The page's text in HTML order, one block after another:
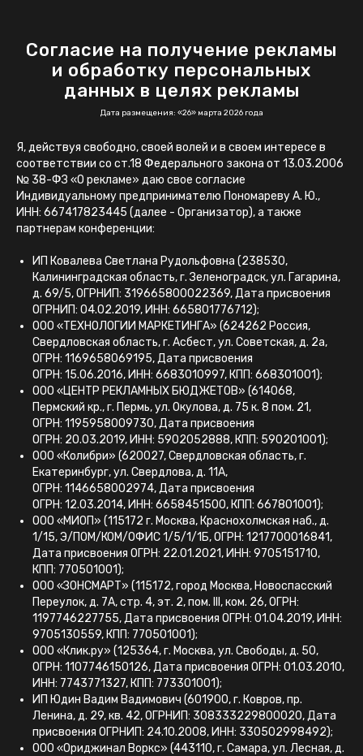
Согласие на получение рекламы
и обработку персональных
данных в целях рекламы
Дата размещения: «26» марта 2026 года
Я, действуя свободно, своей волей и в своем интересе в
соответствии со ст.18 Федерального закона от 13.03.2006
№ 38-ФЗ «О рекламе» даю свое согласие
Индивидуальному предпринимателю Пономареву А. Ю.,
ИНН: 667417823445 (далее - Организатор), а также
партнерам конференции:
ИП Ковалева Светлана Рудольфовна (238530,
Калининградская область, г. Зеленоградск, ул. Гагарина,
д. 69/5, ОГРНИП: 319665800022369, Дата присвоения
ОГРНИП: 04.02.2019, ИНН: 665801776712);
ООО «ТЕХНОЛОГИИ МАРКЕТИНГА» (624262 Россия,
Свердловская область, г. Асбест, ул. Советская, д. 2а,
ОГРН: 1169658069195, Дата присвоения
ОГРН: 15.06.2016, ИНН: 6683010997, КПП: 668301001);
ООО «ЦЕНТР РЕКЛАМНЫХ БЮДЖЕТОВ» (614068,
Пермский кр., г. Пермь, ул. Окулова, д. 75 к. 8 пом. 21,
ОГРН: 1195958009730, Дата присвоения
ОГРН: 20.03.2019, ИНН: 5902052888, КПП: 590201001);
ООО «Колибри» (620027, Свердловская область, г.
Екатеринбург, ул. Свердлова, д. 11А,
ОГРН: 1146658002974, Дата присвоения
ОГРН: 12.03.2014, ИНН: 6658451500, КПП: 667801001);
ООО «МИОП» (115172 г. Москва, Краснохолмская наб., д.
1/15, Э/ПОМ/КОМ/ОФИС 1/5/1/1Б, ОГРН: 1217700016841,
Дата присвоения ОГРН: 22.01.2021, ИНН: 9705151710,
КПП: 770501001);
ООО «ЗОНСМАРТ» (115172, город Москва, Новоспасский
Переулок, д. 7А, стр. 4, эт. 2, пом. III, ком. 26, ОГРН:
1197746227755, Дата присвоения ОГРН: 01.04.2019, ИНН:
9705130559, КПП: 770501001);
ООО «Клик.ру» (125364, г. Москва, ул. Свободы, д. 50,
ОГРН: 1107746150126, Дата присвоения ОГРН: 01.03.2010,
ИНН: 7743771327, КПП: 773301001);
ИП Юдин Вадим Вадимович (601900, г. Ковров, пр.
Ленина, д. 29, кв. 42, ОГРНИП: 308333229800020, Дата
присвоения ОГРНИП: 24.10.2008, ИНН: 330502998492);
ООО «Ориджинал Воркс» (443110, г. Самара, ул. Лесная, д.